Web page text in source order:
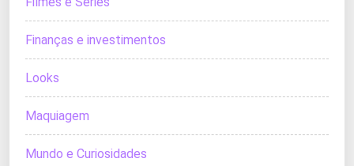
Finanças e investimentos
Looks
Maquiagem
Mundo e Curiosidades